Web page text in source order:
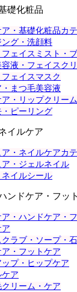
礎化粧品
ア・基礎化粧品カ
ング・洗顔料
ェイスミスト・
液・フェイスク
ェイスマスク
まつ毛美容液
ア・リップクリーム
ピーリング
イルケア
ア・ネイルケアカ
ア・ジェルネイル
イルシール
ンドケア・フッ
・ハンドケア・
ラブ・ソープ・
・フットケア
プ・ヒップケア
ア
リーム・ケア